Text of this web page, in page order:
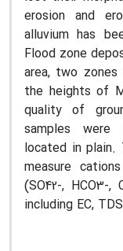
erosion and
alluvium has
Flood zone
area, two
the heights of
quality of
samples were
located in plain.
measure
(SO42-, HCO3-
including EC,